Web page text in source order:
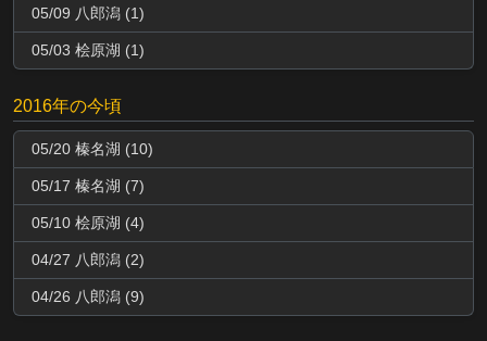
05/09 八郎潟 (1)
05/03 桧原湖 (1)
2016年の今頃
05/20 榛名湖 (10)
05/17 榛名湖 (7)
05/10 桧原湖 (4)
04/27 八郎潟 (2)
04/26 八郎潟 (9)